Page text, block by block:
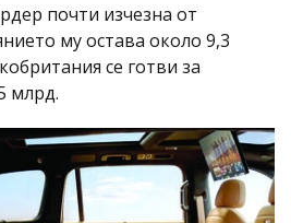
почти изчезна от
му остава около 9,3
се готви за
млрд.